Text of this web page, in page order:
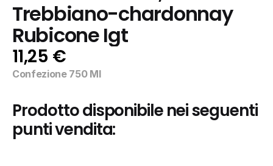
Trebbiano-chardonnay
Rubicone Igt
11,25 €
Confezione 750 Ml
Prodotto disponibile nei seguenti
punti vendita: